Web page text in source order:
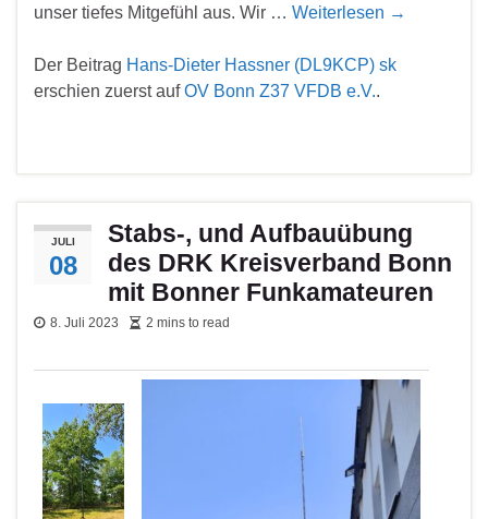
unser tiefes Mitgefühl aus. Wir … Weiterlesen →
Der Beitrag Hans-Dieter Hassner (DL9KCP) sk
erschien zuerst aufOV Bonn Z37 VFDB e.V..
JULI
08
Stabs-, und Aufbauübung
des DRK Kreisverband Bonn
mit Bonner Funkamateuren
8. Juli 2023 2 mins to read